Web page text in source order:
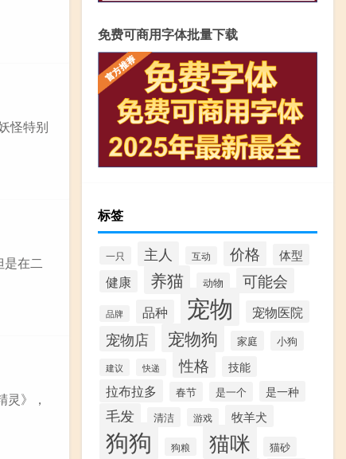
怪特别
是在二
》，
免费可商用字体批量下载
标签
一只 主人 互动 价格 体型
健康 养猫 动物 可能会
品牌 品种 宠物 宠物医院
宠物店 宠物狗 家庭 小狗
建议 快递 性格 技能
拉布拉多 春节 是一个 是一种
毛发 清洁 游戏 牧羊犬
狗狗 狗粮 猫咪 猫砂